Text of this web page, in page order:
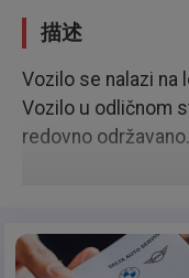
描述
Vozilo se nalazi na
Vozilo u odličnom
redovno održavano.